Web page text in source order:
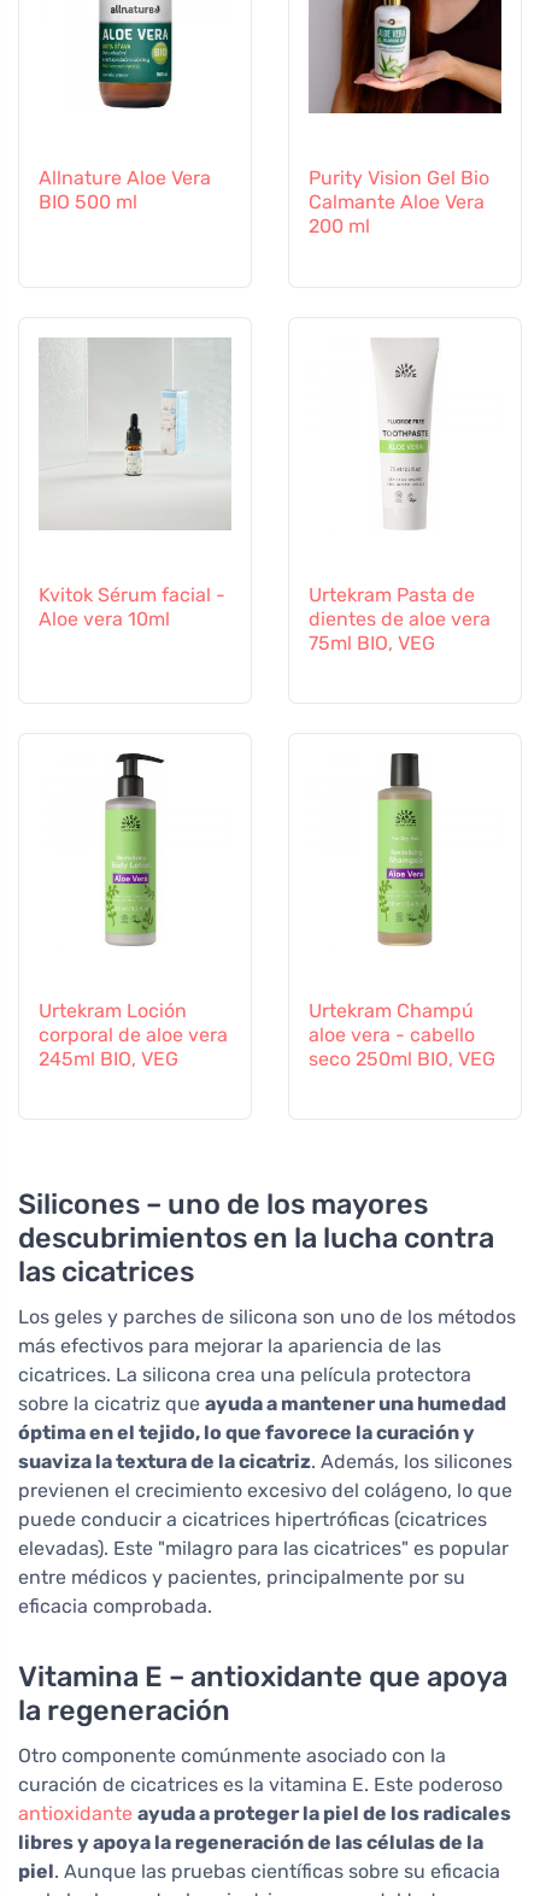
Allnature Aloe Vera
BIO 500 ml
Purity Vision Gel Bio
Calmante Aloe Vera
200 ml
Kvitok Sérum facial -
Aloe vera 10ml
Urtekram Pasta de
dientes de aloe vera
75ml BIO, VEG
Urtekram Loción
corporal de aloe vera
245ml BIO, VEG
Urtekram Champú
aloe vera - cabello
seco 250ml BIO, VEG
Silicones – uno de los mayores
descubrimientos en la lucha contra
las cicatrices
Los geles y parches de silicona son uno de los métodos
más efectivos para mejorar la apariencia de las
cicatrices. La silicona crea una película protectora
sobre la cicatriz que ayuda a mantener una humedad
óptima en el tejido, lo que favorece la curación y
suaviza la textura de la cicatriz. Además, los silicones
previenen el crecimiento excesivo del colágeno, lo que
puede conducir a cicatrices hipertróficas (cicatrices
elevadas). Este "milagro para las cicatrices" es popular
entre médicos y pacientes, principalmente por su
eficacia comprobada.
Vitamina E – antioxidante que apoya
la regeneración
Otro componente comúnmente asociado con la
curación de cicatrices es la vitamina E. Este poderoso
antioxidante ayuda a proteger la piel de los radicales
libres y apoya la regeneración de las células de la
piel. Aunque las pruebas científicas sobre su eficacia